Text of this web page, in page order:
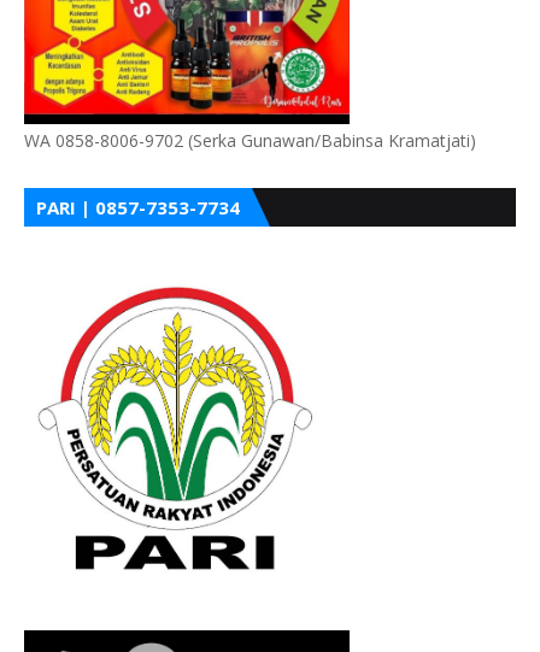
WA 0858-8006-9702 (Serka Gunawan/Babinsa Kramatjati)
PARI | 0857-7353-7734